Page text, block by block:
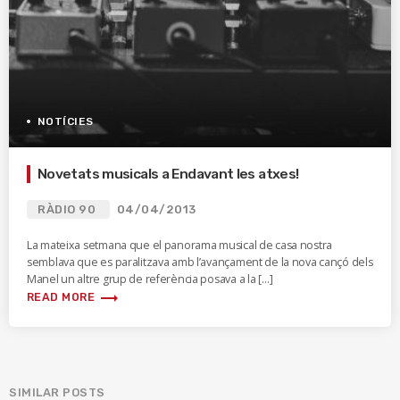
NOTÍCIES
Novetats musicals a Endavant les atxes!
RÀDIO 90 04/04/2013
La mateixa setmana que el panorama musical de casa nostra
semblava que es paralitzava amb l’avançament de la nova cançó dels
Manel un altre grup de referència posava a la […]
READ MORE trending_flat
SIMILAR POSTS